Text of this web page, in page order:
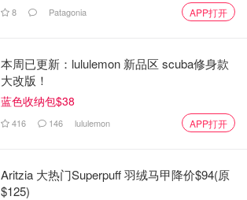
8 Patagonia APP打开
本周已更新：lululemon 新品区 scuba修身款
大改版！
蓝色收纳包$38
416 146 lululemon APP打开
Aritzia 大热门Superpuff 羽绒马甲降价$94(原
$125)